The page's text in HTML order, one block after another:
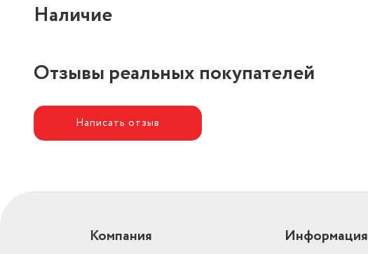
Наличие
Отзывы реальных покупателей
Написать отзыв
Компания Информация